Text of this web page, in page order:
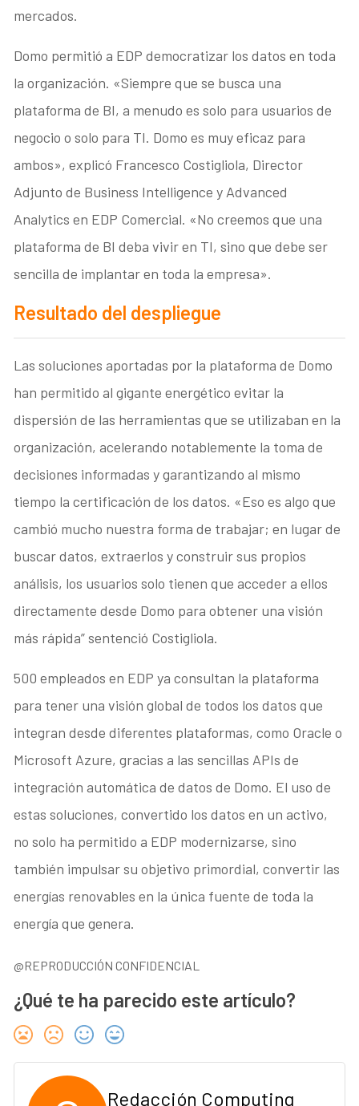
mercados.
Domo permitió a EDP democratizar los datos en toda
la organización. «Siempre que se busca una
plataforma de BI, a menudo es solo para usuarios de
negocio o solo para TI. Domo es muy eficaz para
ambos», explicó Francesco Costigliola, Director
Adjunto de Business Intelligence y Advanced
Analytics en EDP Comercial. «No creemos que una
plataforma de BI deba vivir en TI, sino que debe ser
sencilla de implantar en toda la empresa».
Resultado del despliegue
Las soluciones aportadas por la plataforma de Domo
han permitido al gigante energético evitar la
dispersión de las herramientas que se utilizaban en la
organización, acelerando notablemente la toma de
decisiones informadas y garantizando al mismo
tiempo la certificación de los datos. «Eso es algo que
cambió mucho nuestra forma de trabajar; en lugar de
buscar datos, extraerlos y construir sus propios
análisis, los usuarios solo tienen que acceder a ellos
directamente desde Domo para obtener una visión
más rápida” sentenció Costigliola.
500 empleados en EDP ya consultan la plataforma
para tener una visión global de todos los datos que
integran desde diferentes plataformas, como Oracle o
Microsoft Azure, gracias a las sencillas APIs de
integración automática de datos de Domo. El uso de
estas soluciones, convertido los datos en un activo,
no solo ha permitido a EDP modernizarse, sino
también impulsar su objetivo primordial, convertir las
energías renovables en la única fuente de toda la
energía que genera.
@REPRODUCCIÓN CONFIDENCIAL
¿Qué te ha parecido este artículo?
Redacción Computing